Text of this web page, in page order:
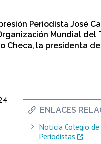
Periodista José
Mundial del
Checa, la presidenta
ENLACES
Noticia Colegio de
Periodistas